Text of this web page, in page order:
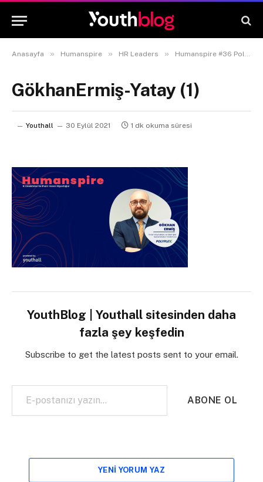
Anasayfa » Humanspire » HR Leaders » Humanspire #36 Polyplex – İnsan Kaynakları ve İdari İşler Genel Müdür Yardımcısı Gökhan Ermiş
GökhanErmiş-Yatay (1)
Youthall 30 Eylül 2021 1 dk okuma süresi
YouthBlog | Youthall sitesinden daha
fazla şey keşfedin
Subscribe to get the latest posts sent to your email.
E-postanızı yazın…
ABONE OL
YENI YORUM YAZ